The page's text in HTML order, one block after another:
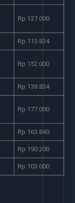
Rp 127.000
Rp 113.834
Rp 152.000
Rp 138.834
Rp 177.000
Rp 163.840
Rp 190.200
Rp 103.000